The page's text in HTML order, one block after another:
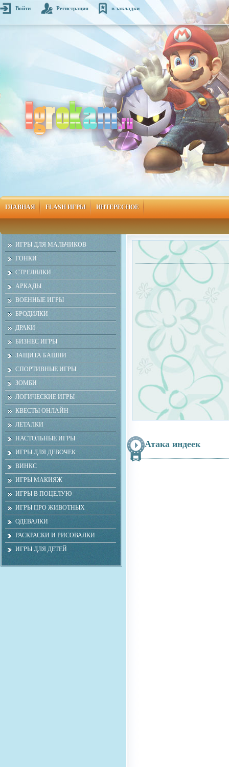
Войти Регистрация в закладки
ГЛАВНАЯ FLASH ИГРЫ ИНТЕРЕСНОЕ
ИГРЫ ДЛЯ МАЛЬЧИКОВ
ГОНКИ
СТРЕЛЯЛКИ
АРКАДЫ
ВОЕННЫЕ ИГРЫ
БРОДИЛКИ
ДРАКИ
БИЗНЕС ИГРЫ
ЗАЩИТА БАШНИ
СПОРТИВНЫЕ ИГРЫ
ЗОМБИ
ЛОГИЧЕСКИЕ ИГРЫ
КВЕСТЫ ОНЛАЙН
ЛЕТАЛКИ
НАСТОЛЬНЫЕ ИГРЫ
ИГРЫ ДЛЯ ДЕВОЧЕК
ВИНКС
ИГРЫ МАКИЯЖ
ИГРЫ В ПОЦЕЛУЮ
ИГРЫ ПРО ЖИВОТНЫХ
ОДЕВАЛКИ
РАСКРАСКИ И РИСОВАЛКИ
ИГРЫ ДЛЯ ДЕТЕЙ
Атака индеек